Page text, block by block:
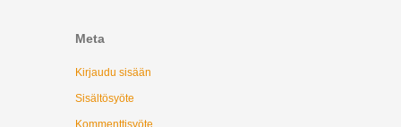
Meta
Kirjaudu sisään
Sisältösyöte
Kommenttisyöte